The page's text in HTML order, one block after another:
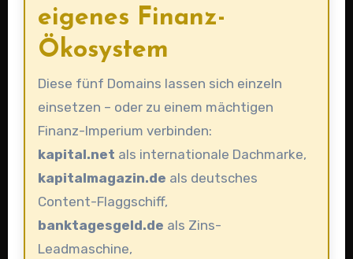
eigenes Finanz-
Ökosystem
Diese fünf Domains lassen sich einzeln
einsetzen – oder zu einem mächtigen
Finanz-Imperium verbinden:
kapital.net als internationale Dachmarke,
kapitalmagazin.de als deutsches
Content-Flaggschiff,
banktagesgeld.de als Zins-
Leadmaschine,